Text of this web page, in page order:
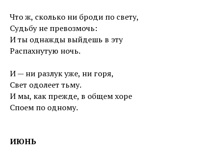
Что ж, сколько ни броди по свету,
Судьбу не превозмочь:
И ты однажды выйдешь в эту
Распахнутую ночь.
И — ни разлук уже, ни горя,
Свет одолеет тьму.
И мы, как прежде, в общем хоре
Споем по одному.
ИЮНЬ